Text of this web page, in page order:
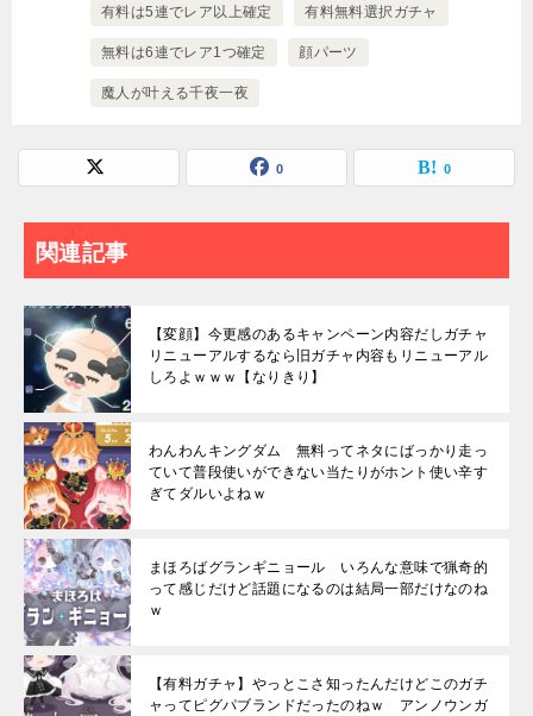
有料は5連でレア以上確定 有料無料選択ガチャ
無料は6連でレア1つ確定 顔パーツ
魔人が叶える千夜一夜
0 0
関連記事
【変顔】今更感のあるキャンペーン内容だしガチャ
リニューアルするなら旧ガチャ内容もリニューアル
しろよｗｗｗ【なりきり】
わんわんキングダム 無料ってネタにばっかり走っ
ていて普段使いができない当たりがホント使い辛す
ぎてダルいよねｗ
まほろばグランギニョール いろんな意味で猟奇的
って感じだけど話題になるのは結局一部だけなのね
ｗ
【有料ガチャ】やっとこさ知ったんだけどこのガチ
ャってピグパブランドだったのねｗ アンノウンガ